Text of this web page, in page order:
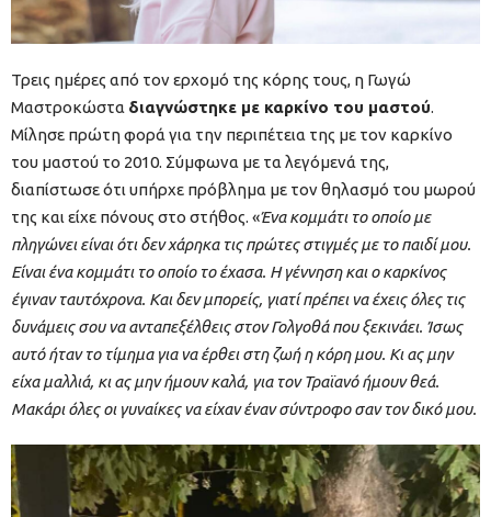
Τρεις ημέρες από τον ερχομό της κόρης τους, η Γωγώ
Μαστροκώστα διαγνώστηκε με καρκίνο του μαστού.
Μίλησε πρώτη φορά για την περιπέτεια της με τον καρκίνο
του μαστού το 2010. Σύμφωνα με τα λεγόμενά της,
διαπίστωσε ότι υπήρχε πρόβλημα με τον θηλασμό του μωρού
της και είχε πόνους στο στήθος. «Ένα κομμάτι το οποίο με
πληγώνει είναι ότι δεν χάρηκα τις πρώτες στιγμές με το παιδί μου.
Είναι ένα κομμάτι το οποίο το έχασα. Η γέννηση και ο καρκίνος
έγιναν ταυτόχρονα. Και δεν μπορείς, γιατί πρέπει να έχεις όλες τις
δυνάμεις σου να ανταπεξέλθεις στον Γολγοθά που ξεκινάει. Ίσως
αυτό ήταν το τίμημα για να έρθει στη ζωή η κόρη μου. Κι ας μην
είχα μαλλιά, κι ας μην ήμουν καλά, για τον Τραϊανό ήμουν θεά.
Μακάρι όλες οι γυναίκες να είχαν έναν σύντροφο σαν τον δικό μου.